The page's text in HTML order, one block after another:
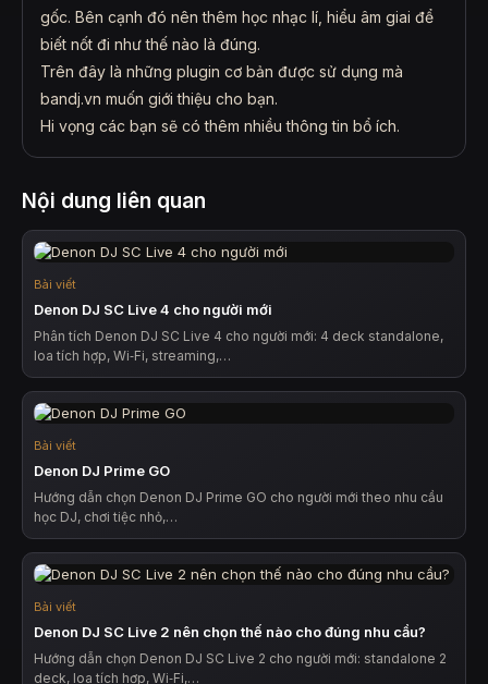
gốc. Bên cạnh đó nên thêm học nhạc lí, hiểu âm giai để
biết nốt đi như thế nào là đúng.
Trên đây là những plugin cơ bản được sử dụng mà
bandj.vn muốn giới thiệu cho bạn.
Hi vọng các bạn sẽ có thêm nhiều thông tin bổ ích.
Nội dung liên quan
Bài viết
Denon DJ SC Live 4 cho người mới
Phân tích Denon DJ SC Live 4 cho người mới: 4 deck standalone,
loa tích hợp, Wi‑Fi, streaming,…
Bài viết
Denon DJ Prime GO
Hướng dẫn chọn Denon DJ Prime GO cho người mới theo nhu cầu
học DJ, chơi tiệc nhỏ,…
Bài viết
Denon DJ SC Live 2 nên chọn thế nào cho đúng nhu cầu?
Hướng dẫn chọn Denon DJ SC Live 2 cho người mới: standalone 2
deck, loa tích hợp, Wi‑Fi,…